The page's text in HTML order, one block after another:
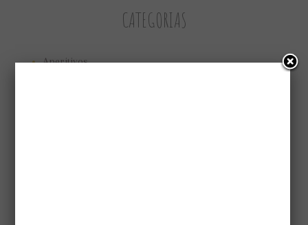
CATEGORIAS
Aperitivos